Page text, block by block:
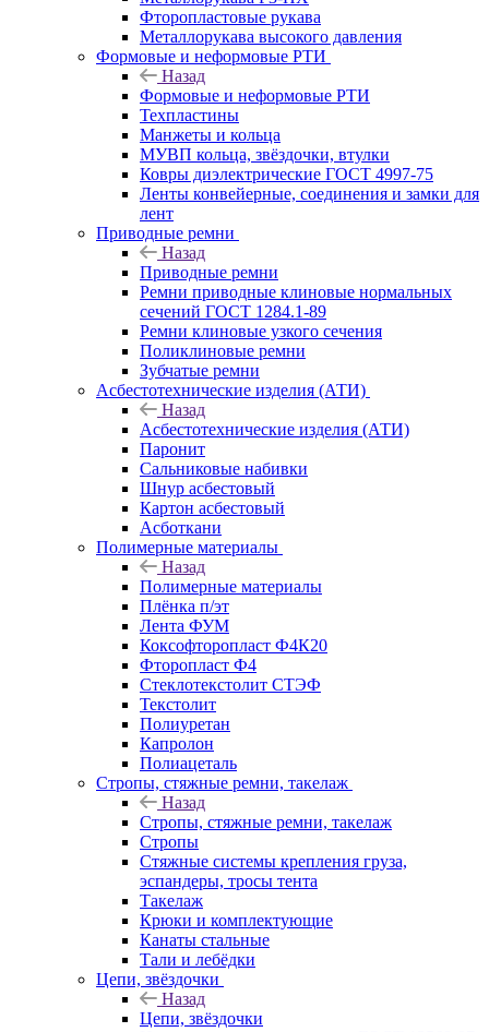
Фторопластовые рукава
Металлорукава высокого давления
Формовые и неформовые РТИ
Назад
Формовые и неформовые РТИ
Техпластины
Манжеты и кольца
МУВП кольца, звёздочки, втулки
Ковры диэлектрические ГОСТ 4997-75
Ленты конвейерные, соединения и замки для
лент
Приводные ремни
Назад
Приводные ремни
Ремни приводные клиновые нормальных
сечений ГОСТ 1284.1-89
Ремни клиновые узкого сечения
Поликлиновые ремни
Зубчатые ремни
Асбестотехнические изделия (АТИ)
Назад
Асбестотехнические изделия (АТИ)
Паронит
Сальниковые набивки
Шнур асбестовый
Картон асбестовый
Асботкани
Полимерные материалы
Назад
Полимерные материалы
Плёнка п/эт
Лента ФУМ
Коксофторопласт Ф4К20
Фторопласт Ф4
Стеклотекстолит СТЭФ
Текстолит
Полиуретан
Капролон
Полиацеталь
Стропы, стяжные ремни, такелаж
Назад
Стропы, стяжные ремни, такелаж
Стропы
Стяжные системы крепления груза,
эспандеры, тросы тента
Такелаж
Крюки и комплектующие
Канаты стальные
Тали и лебёдки
Цепи, звёздочки
Назад
Цепи, звёздочки